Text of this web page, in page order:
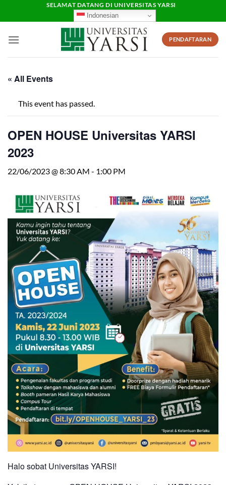
SELAMAT DATANG DI UNIVERSITAS YARSI
Indonesian
PENDAFTARAN
« All Events
This event has passed.
OPEN HOUSE Universitas YARSI
2023
22/06/2023 @ 8:30 AM - 1:00 PM
Halo sobat Universitas YARSI!